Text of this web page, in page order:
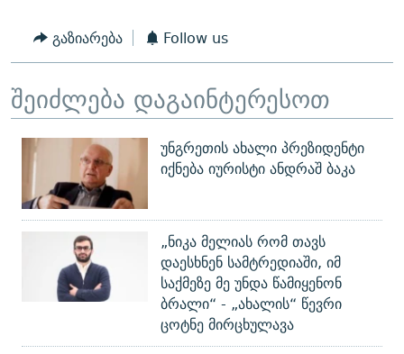
გაზიარება Follow us
შეიძლება დაგაინტერესოთ
უნგრეთის ახალი პრეზიდენტი
იქნება იურისტი ანდრაშ ბაკა
„ნიკა მელიას რომ თავს
დაესხნენ სამტრედიაში, იმ
საქმეზე მე უნდა წამიყენონ
ბრალი“ - „ახალის“ წევრი
ცოტნე მირცხულავა